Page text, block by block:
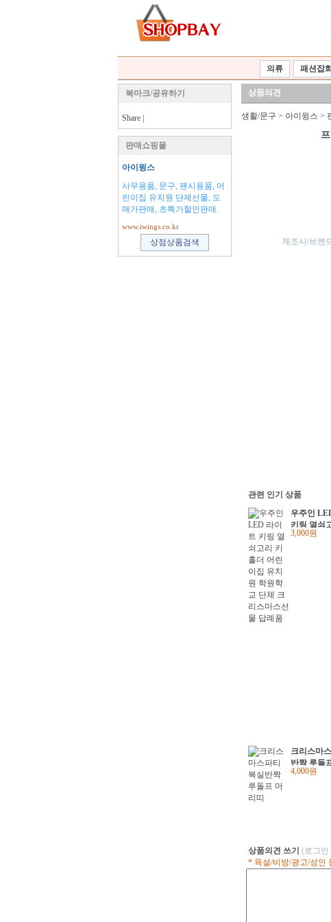
의류 패션잡
북마크/공유하기
Share
판매쇼핑몰
아이윙스
사무용품, 문구, 팬시용품, 어
린이집 유치원 단제선물, 도
매가판매, 초특가할인판매.
www.iwings.co.kr
상품의견
생활/문구 > 아이윙스 >
제조사/브렌
관련 인기 상품
우주인
키링 열쇠
더 어린이
3,000원
크리스마
반짝 루돌
4,000원
상품의견 쓰기 (로그인
* 욕설/비방/광고/성인